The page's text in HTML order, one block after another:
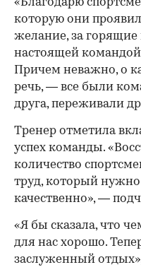
«Благодарю
которую они
желание, за горящие
настоящей
Причем неважно, о
речь, — все были
друга, переживали
Тренер отметила
успех команды.
количество
труд, который
качественно», —
«Я бы сказала, что
для нас хорошо.
заслуженный